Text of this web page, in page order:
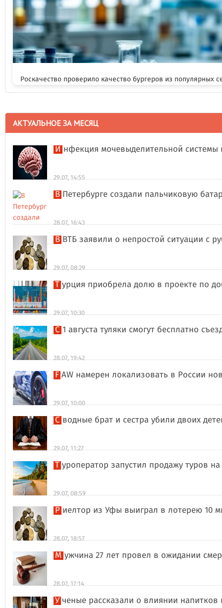
Роскачество проверило качество бургеров из популярных
АКТУАЛЬНОЕ ЗА МЕСЯЦ
Инфекция мочевыделительной
29.07, 14:55
В Петербурге создали пальчиковую
28.07, 16:43
В ВТБ заявили о непростой ситуации с
29.07, 08:29
Турция приобрела долю в проекте по
29.07, 10:30
С 1 августа туляки смогут бесплатно
28.07, 19:42
FAW намерен локализовать в России
29.07, 10:00
Сводные брат и сестра убили двоих
29.07, 11:27
Туроператор запустил продажу туров
29.07, 08:59
Риелтор из Уфы выиграл в лотерею 10
28.07, 18:57
Мужчина 27 лет провел в ожидании
28.07, 17:14
Ученые рассказали о влиянии